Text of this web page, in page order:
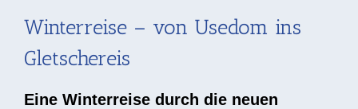
Winterreise – von Usedom ins
Gletschereis
Eine Winterreise durch die neuen